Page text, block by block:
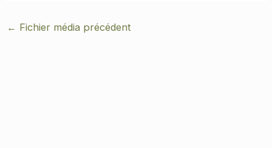
← Fichier média précédent